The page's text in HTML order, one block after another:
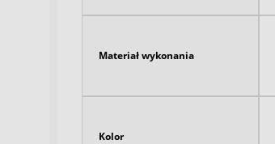
Materiał wykonania
Kolor